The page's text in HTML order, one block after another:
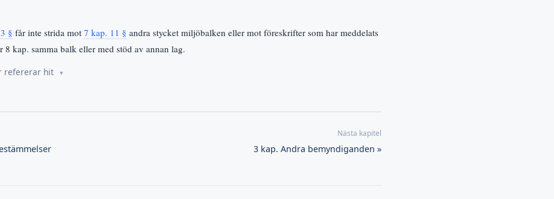
3 § får inte strida mot 7 kap. 11 § andra stycket miljöbalken eller mot föreskrifter som har meddelats
8 kap. samma balk eller med stöd av annan lag.
refererar hit
3 kap. Andra bemyndiganden »